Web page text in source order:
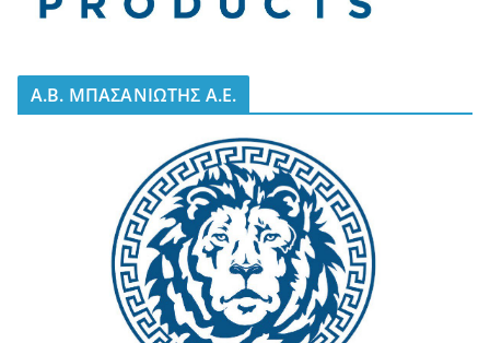
A.B. ΜΠΑΣΑΝΙΩΤΗΣ Α.Ε.